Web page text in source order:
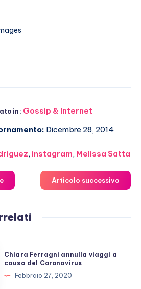
in: Gossip & Internet
Dicembre 28, 2014
, instagram, Melissa Satta
Articolo successivo
Chiara Ferragni annulla viaggi a
causa del Coronavirus
Febbraio 27, 2020